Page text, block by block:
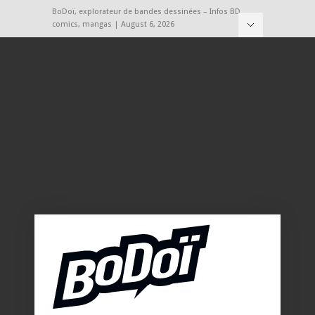
BoDoï, explorateur de bandes dessinées – Infos BD,
comics, mangas | August 6, 2026